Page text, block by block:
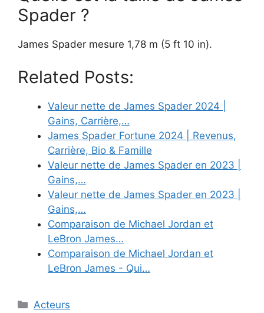
Spader ?
James Spader mesure 1,78 m (5 ft 10 in).
Related Posts:
Valeur nette de James Spader 2024 |
Gains, Carrière,…
James Spader Fortune 2024 | Revenus,
Carrière, Bio & Famille
Valeur nette de James Spader en 2023 |
Gains,…
Valeur nette de James Spader en 2023 |
Gains,…
Comparaison de Michael Jordan et
LeBron James…
Comparaison de Michael Jordan et
LeBron James - Qui…
Categories
Acteurs